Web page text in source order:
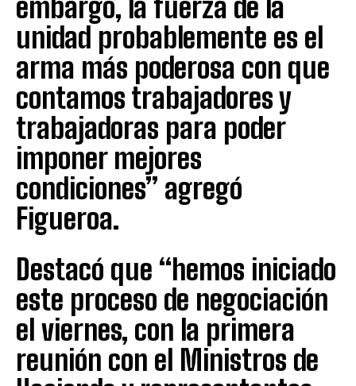
embargo, la fuerza de la
unidad probablemente es el
arma más poderosa con que
contamos trabajadores y
trabajadoras para poder
imponer mejores
condiciones” agregó
Figueroa.
Destacó que “hemos iniciado
este proceso de negociación
el viernes, con la primera
reunión con el Ministros de